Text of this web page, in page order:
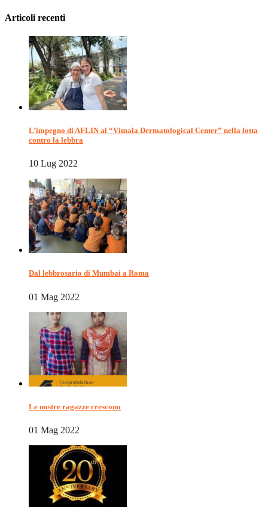
Articoli recenti
L’impegno di AFLIN al “Vimala Dermatological Center” nella lotta
contro la lebbra
10 Lug 2022
Dal lebbrosario di Mumbai a Roma
01 Mag 2022
Le nostre ragazze crescono
01 Mag 2022